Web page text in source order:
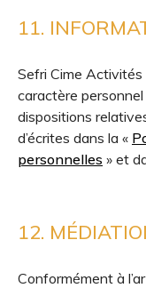
11.
Sefri Cime
caractère
dispositions
d’écrites dans la «
personnelles » et
12.
Conformément à